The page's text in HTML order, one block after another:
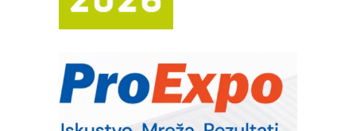
RMQ-TITAN ADVANCED INDICATOR
– Pametna signalizacija za efikasnije
Sigurnije ispitivanje transformatora u
solarnim elektranama i vetroparkovima
Pranje točkova na gradilištu- standard
modernog i odgovornog građenja